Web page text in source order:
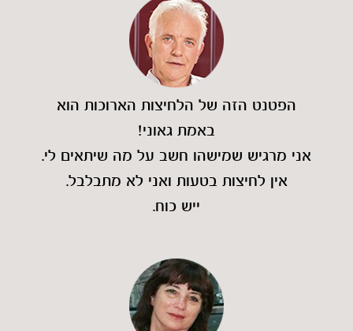
הפטנט הזה של הלחיצות הארוכות הוא
באמת גאוני!
אני מרגיש שמישהו חשב על מה שיתאים לי.
אין לחיצות בטעות ואני לא מתבלבל.
ייש כוח.